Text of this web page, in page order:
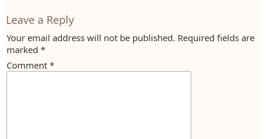
Leave a Reply
Your email address will not be published. Required fields are
marked *
Comment *